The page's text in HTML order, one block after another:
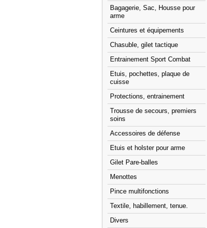
Bagagerie, Sac, Housse pour
arme
Ceintures et équipements
Chasuble, gilet tactique
Entrainement Sport Combat
Etuis, pochettes, plaque de
cuisse
Protections, entrainement
Trousse de secours, premiers
soins
Accessoires de défense
Etuis et holster pour arme
Gilet Pare-balles
Menottes
Pince multifonctions
Textile, habillement, tenue.
Divers